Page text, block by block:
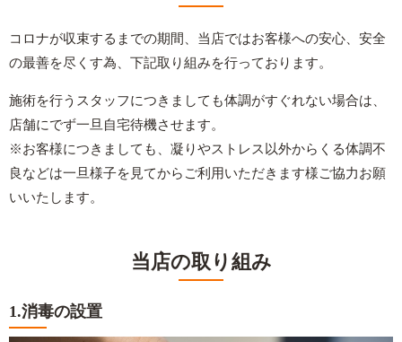
コロナが収束するまでの期間、当店ではお客様への安心、安全
の最善を尽くす為、下記取り組みを行っております。
施術を行うスタッフにつきましても体調がすぐれない場合は、
店舗にでず一旦自宅待機させます。
※お客様につきましても、凝りやストレス以外からくる体調不
良などは一旦様子を見てからご利用いただきます様ご協力お願
いいたします。
当店の取り組み
1.消毒の設置